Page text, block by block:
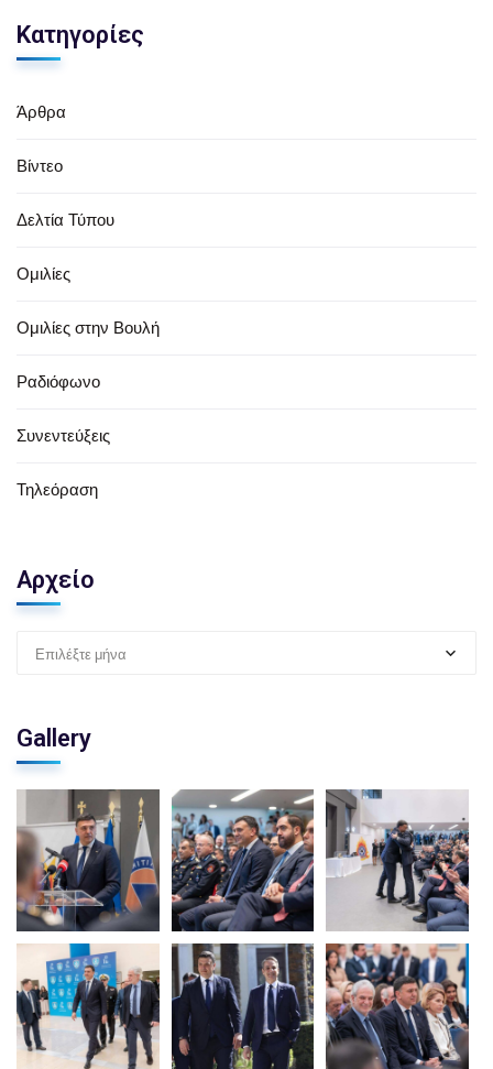
Κατηγορίες
Άρθρα
Βίντεο
Δελτία Τύπου
Ομιλίες
Ομιλίες στην Βουλή
Ραδιόφωνο
Συνεντεύξεις
Τηλεόραση
Αρχείο
Επιλέξτε μήνα
Gallery